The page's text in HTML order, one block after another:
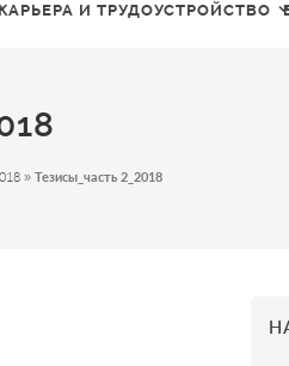
И ТРУДОУСТРОЙСТВО
» Тезисы_часть 2_2018